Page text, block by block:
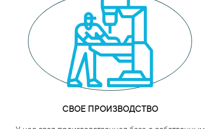
СВОЕ ПРОИЗВОДСТВО